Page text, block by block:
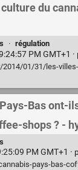
du
· régulation
PM GMT+1 ·
neerlandaises-veulent-
Bas ont-
shops ? -
PM GMT+1 ·
pays-bas-